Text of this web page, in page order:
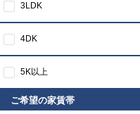
3LDK
4DK
5K以上
ご希望の家賃帯